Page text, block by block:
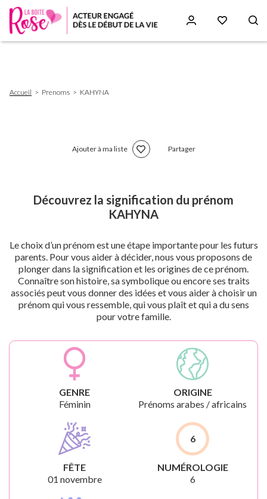
d'Ariane
Accueil Prenoms KAHYNA
Ajouter à ma liste Partager
Découvrez la signification du prénom
KAHYNA
Le choix d’un prénom est une étape importante pour les futurs
parents. Pour vous aider à décider, nous vous proposons de
plonger dans la signification et les origines de ce prénom.
Connaître son histoire, sa symbolique ou encore ses traits
associés peut vous donner des idées et vous aider à choisir un
prénom qui vous ressemble, qui vous plaît et qui a du sens
pour votre famille.
GENRE
Féminin
ORIGINE
Prénoms arabes / africains
FÊTE
01 novembre
6
NUMÉROLOGIE
6